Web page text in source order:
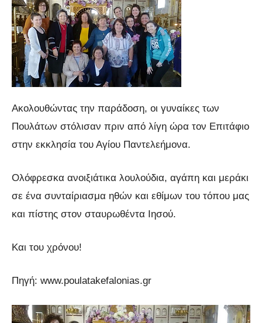
Ακολουθώντας την παράδοση, οι γυναίκες των
Πουλάτων στόλισαν πριν από λίγη ώρα τον Eπιτάφιο
στην εκκλησία του Αγίου Παντελεήμονα.
Ολόφρεσκα ανοιξιάτικα λουλούδια, αγάπη και μεράκι
σε ένα συνταίριασμα ηθών και εθίμων του τόπου μας
και πίστης στον σταυρωθέντα Ιησού.
Και του χρόνου!
Πηγή: www.poulatakefalonias.gr